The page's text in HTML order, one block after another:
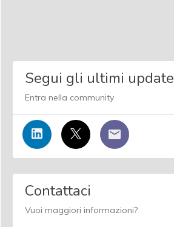
Segui gli ultimi update
Entra nella community
Contattaci
Vuoi maggiori informazioni?